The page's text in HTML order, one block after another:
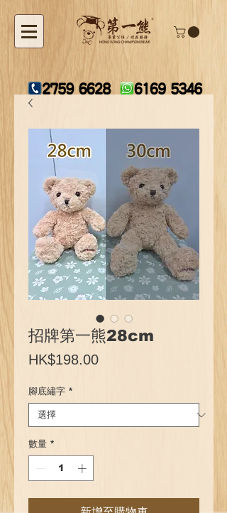
招牌第一熊28cm
HK$198.00價
腳底繡字 *
數量 *